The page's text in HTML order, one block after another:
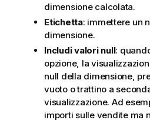
dimensione calcolata.
Etichetta: immettere un
dimensione.
Includi valori null:
opzione, la
null della dimensione,
vuoto o trattino a
visualizzazione. Ad
importi sulle vendite ma